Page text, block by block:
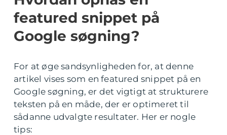
featured snippet på
Google søgning?
For at øge sandsynligheden for, at denne
artikel vises som en featured snippet på en
Google søgning, er det vigtigt at strukturere
teksten på en måde, der er optimeret til
sådanne udvalgte resultater. Her er nogle
tips: